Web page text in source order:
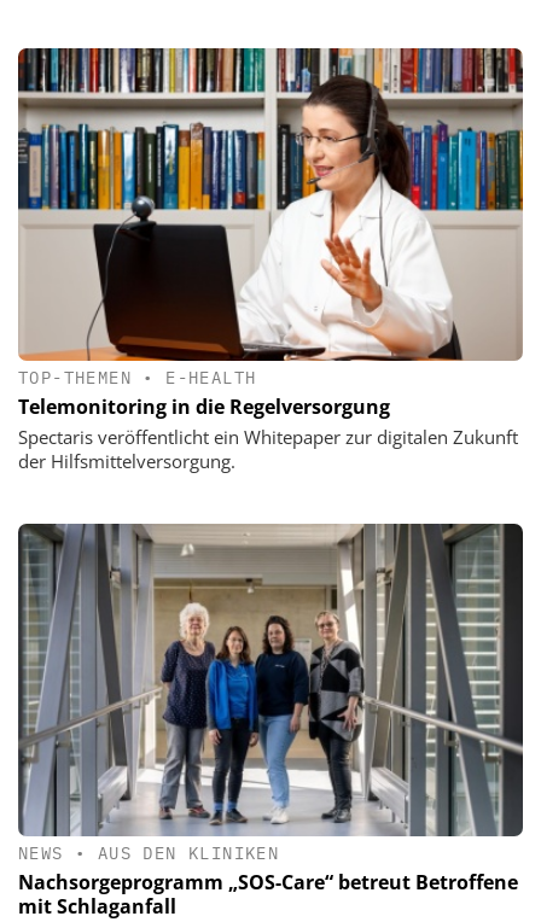
TOP-THEMEN • E-HEALTH
Telemonitoring in die Regelversorgung
Spectaris veröffentlicht ein Whitepaper zur digitalen Zukunft
der Hilfsmittelversorgung.
NEWS • AUS DEN KLINIKEN
Nachsorgeprogramm „SOS-Care“ betreut Betroffene
mit Schlaganfall